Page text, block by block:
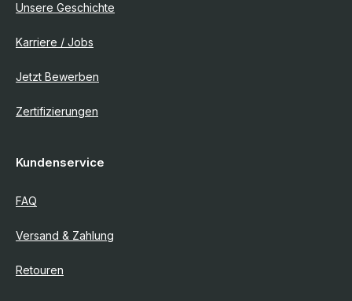
Unsere Geschichte
Karriere / Jobs
Jetzt Bewerben
Zertifizierungen
Kundenservice
FAQ
Versand & Zahlung
Retouren